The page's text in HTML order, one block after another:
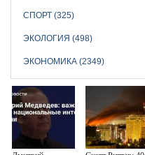
СПОРТ (325)
ЭКОЛОГИЯ (498)
ЭКОНОМИКА (2349)